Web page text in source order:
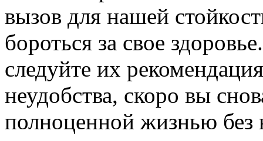
вызов для нашей
бороться за свое
следуйте их
неудобства, скоро вы
полноценной жизнью без